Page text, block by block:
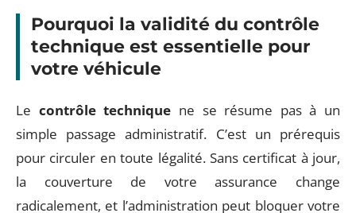
Pourquoi la validité du contrôle
technique est essentielle pour
votre véhicule
Le contrôle technique ne se résume pas à un
simple passage administratif. C’est un prérequis
pour circuler en toute légalité. Sans certificat à jour,
la couverture de votre assurance change
radicalement, et l’administration peut bloquer votre